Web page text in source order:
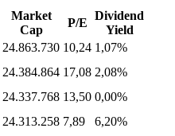
Market
Cap
P/E
Dividend
Yield
24.863.730 10,24 1,07%
24.384.864 17,08 2,08%
24.337.768 13,50 0,00%
24.313.258 7,89
6,20%